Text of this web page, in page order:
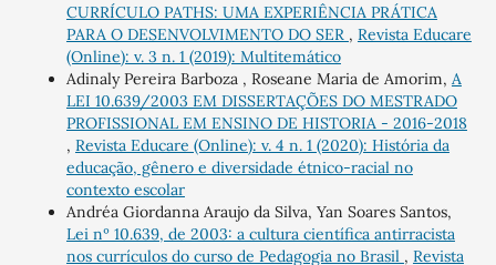
CURRÍCULO PATHS: UMA EXPERIÊNCIA PRÁTICA
PARA O DESENVOLVIMENTO DO SER , Revista Educare
(Online): v. 3 n. 1 (2019): Multitemático
Adinaly Pereira Barboza , Roseane Maria de Amorim, A
LEI 10.639/2003 EM DISSERTAÇÕES DO MESTRADO
PROFISSIONAL EM ENSINO DE HISTORIA - 2016-2018
, Revista Educare (Online): v. 4 n. 1 (2020): História da
educação, gênero e diversidade étnico-racial no
contexto escolar
Andréa Giordanna Araujo da Silva, Yan Soares Santos,
Lei nº 10.639, de 2003: a cultura científica antirracista
nos currículos do curso de Pedagogia no Brasil , Revista